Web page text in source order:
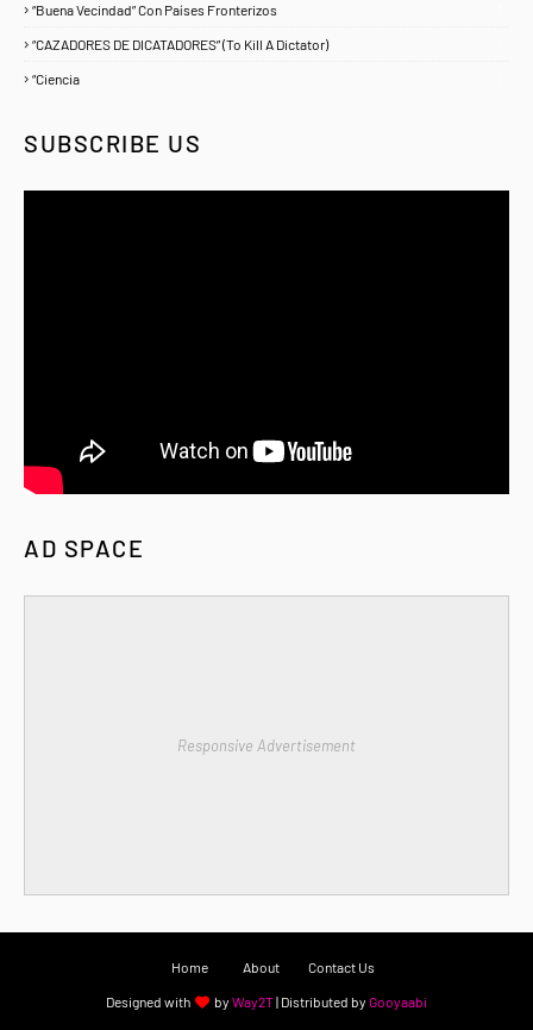
“Buena Vecindad” Con Países Fronterizos
“CAZADORES DE DICATADORES” (To Kill A Dictator)
“Ciencia
SUBSCRIBE US
AD SPACE
Responsive Advertisement
Home About Contact Us
Designed with by Way2T| Distributed by Gooyaabi